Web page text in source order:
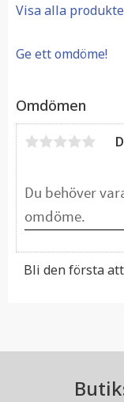
Visa alla
Ge ett omdöme!
Omdömen
Bli den första